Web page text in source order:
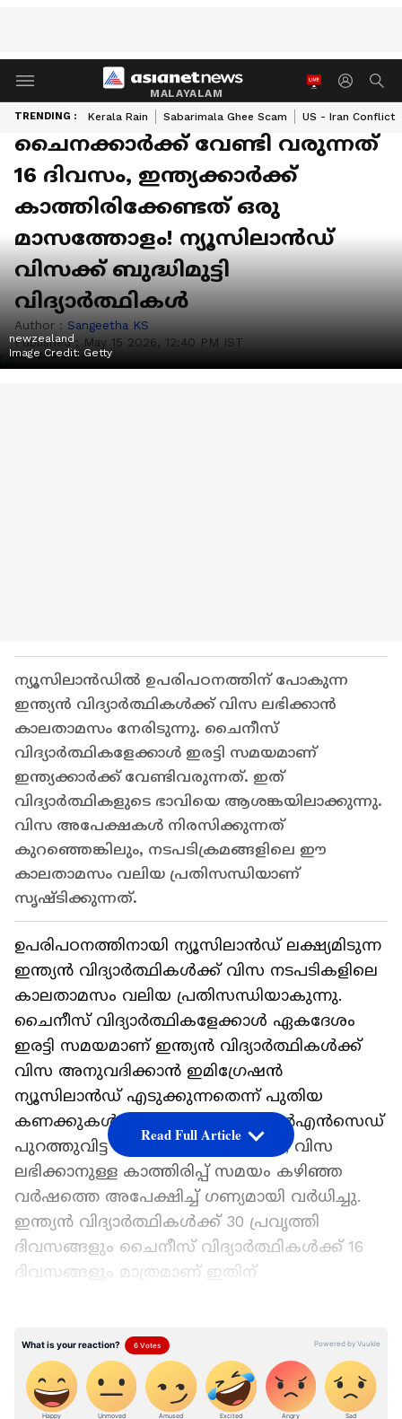
MALAYALAM
TRENDING : Kerala Rain Sabarimala Ghee Scam US - Iran Conflict
ചൈനക്കാർക്ക് വേണ്ടി വരുന്നത്
16 ദിവസം, ഇന്ത്യക്കാർക്ക്
കാത്തിരിക്കേണ്ടത് ഒരു
മാസത്തോളം! ന്യൂസിലാന്‍ഡ്
വിസക്ക് ബുദ്ധിമുട്ടി
വിദ്യാര്‍ത്ഥികള്‍
Author : Sangeetha KS
Published : May 15 2026, 12:40 PM IST
newzealand
Image Credit: Getty
ന്യൂസിലാന്‍ഡില്‍ ഉപരിപഠനത്തിന് പോകുന്ന
ഇന്ത്യന്‍ വിദ്യാര്‍ത്ഥികള്‍ക്ക് വിസ ലഭിക്കാന്‍
കാലതാമസം നേരിടുന്നു. ചൈനീസ്
വിദ്യാര്‍ത്ഥികളേക്കാള്‍ ഇരട്ടി സമയമാണ്
ഇന്ത്യക്കാര്‍ക്ക് വേണ്ടിവരുന്നത്. ഇത്
വിദ്യാര്‍ത്ഥികളുടെ ഭാവിയെ ആശങ്കയിലാക്കുന്നു.
വിസ അപേക്ഷകള്‍ നിരസിക്കുന്നത്
കുറഞ്ഞെങ്കിലും, നടപടിക്രമങ്ങളിലെ ഈ
കാലതാമസം വലിയ പ്രതിസന്ധിയാണ്
സൃഷ്ടിക്കുന്നത്.
ഉപരിപഠനത്തിനായി ന്യൂസിലാന്‍ഡ് ലക്ഷ്യമിടുന്ന
ഇന്ത്യന്‍ വിദ്യാര്‍ത്ഥികള്‍ക്ക് വിസ നടപടികളിലെ
കാലതാമസം വലിയ പ്രതിസന്ധിയാകുന്നു.
ചൈനീസ് വിദ്യാര്‍ത്ഥികളേക്കാള്‍ ഏകദേശം
ഇരട്ടി സമയമാണ് ഇന്ത്യന്‍ വിദ്യാര്‍ത്ഥികള്‍ക്ക്
വിസ അനുവദിക്കാന്‍ ഇമിഗ്രേഷന്‍
ന്യൂസിലാന്‍ഡ് എടുക്കുന്നതെന്ന് പുതിയ
കണക്കുകള്‍ വ്യക്തമാക്കുന്നു. ആര്‍എന്‍സെഡ്
പുറത്തുവിട്ട കണക്കുകള്‍ പ്രകാരം, വിസ
ലഭിക്കാനുള്ള കാത്തിരിപ്പ് സമയം കഴിഞ്ഞ
വര്‍ഷത്തെ അപേക്ഷിച്ച് ഗണ്യമായി വര്‍ധിച്ചു.
ഇന്ത്യന്‍ വിദ്യാര്‍ത്ഥികള്‍ക്ക് 30 പ്രവൃത്തി
ദിവസങ്ങളും ചൈനീസ് വിദ്യാര്‍ത്ഥികള്‍ക്ക് 16
ദിവസങ്ങളും മാത്രമാണ് ഇതിന്
വിദ്യാര്‍ത്ഥികള്‍ക്ക് ശരാശരി 19 പ്രവൃത്തി
ദിവസങ്ങള്‍ക്കുള്ളില്‍ വിസ ലഭിച്ചിരുന്നു.
അവിടെ നിന്നാണ് ഇപ്പോള്‍ 30 ദിവസത്തിലേക്ക്
Read Full Article